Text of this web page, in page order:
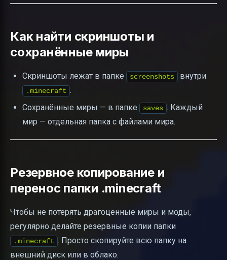
Как найти скриншоты и
сохранённые миры
Скриншоты лежат в папке screenshots внутри
.minecraft .
Сохранённые миры — в папке
saves . Каждый
мир — отдельная папка с файлами мира.
Резервное копирование и
перенос папки .minecraft
Чтобы не потерять драгоценные миры и моды,
регулярно делайте резервные копии папки
.minecraft . Просто скопируйте всю папку на
внешний диск или в облако.